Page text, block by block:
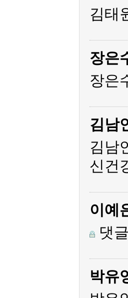
김태
장은
장은
김남
김남
신건
이예
댓
박유